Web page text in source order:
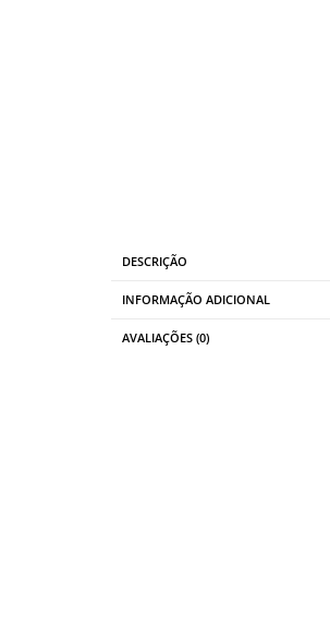
DESCRIÇÃO
INFORMAÇÃO ADICIONAL
AVALIAÇÕES (0)